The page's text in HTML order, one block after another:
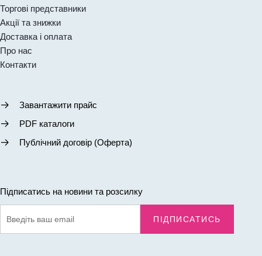
Торгові представники
Акції та знижки
Доставка і оплата
Про нас
Контакти
Завантажити прайс
PDF каталоги
Публічний договір (Оферта)
Підписатись на новини та розсилку
ПІДПИСАТИСЬ